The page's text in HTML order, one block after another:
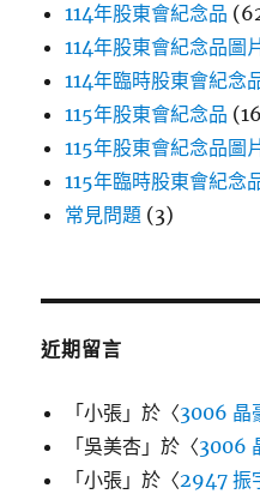
114年股東會紀念品
114年股東會紀念品圖
114年臨時股東會紀念
115年股東會紀念品
115年股東會紀念品圖
115年臨時股東會紀念
常見問題 (3)
近期留言
「小張 」於〈3006 晶
「吳美杏 」於〈3006
「小張 」於〈2947 振